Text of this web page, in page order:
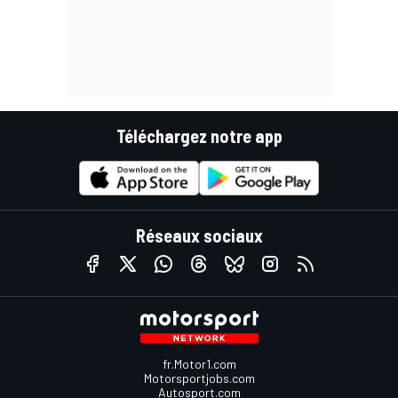
Téléchargez notre app
Réseaux sociaux
fr.Motor1.com
Motorsportjobs.com
Autosport.com